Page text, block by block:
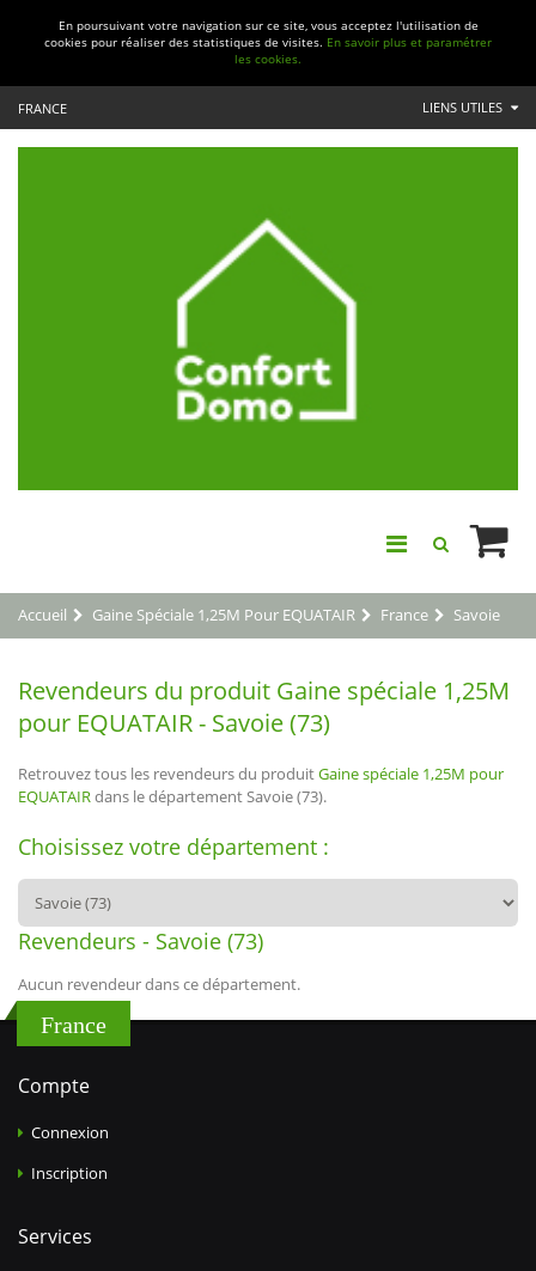
En poursuivant votre navigation sur ce site, vous acceptez l'utilisation de
cookies pour réaliser des statistiques de visites. En savoir plus et paramétrer
les cookies.
FRANCE LIENS UTILES
Accueil Gaine Spéciale 1,25M Pour EQUATAIR France Savoie
Revendeurs du produit Gaine spéciale 1,25M
pour EQUATAIR - Savoie (73)
Retrouvez tous les revendeurs du produitGaine spéciale 1,25M pour
EQUATAIRdans le département Savoie (73).
Choisissez votre département :
Revendeurs - Savoie (73)
Aucun revendeur dans ce département.
France
Compte
Connexion
Inscription
Services